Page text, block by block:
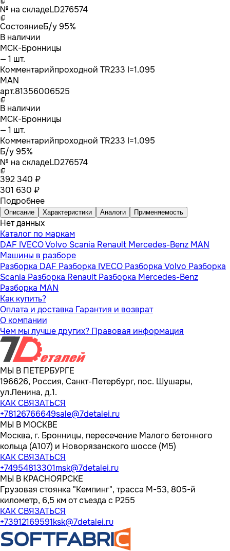
№ на складеLD276574
СостояниеБ/у 95%
В наличии
МСК-Бронницы
— 1 шт.
Комментарийпроходной TR233 I=1.095
MAN
арт.81356006525
В наличии
МСК-Бронницы
— 1 шт.
Комментарийпроходной TR233 I=1.095
Б/у 95%
№ на складеLD276574
392 340 ₽
301 630 ₽
Подробнее
Описание Характеристики Аналоги Применяемость
Нет данных
Каталог по маркам
DAF IVECOVolvo Scania Renault Mercedes-Benz MAN
Машины в разборе
Разборка DAF Разборка IVECO Разборка Volvo Разборка
Scania Разборка Renault Разборка Mercedes-Benz
Разборка MAN
Как купить?
Оплата и доставка Гарантия и возврат
О компании
Чем мы лучше других? Правовая информация
МЫ В ПЕТЕРБУРГЕ
196626, Россия, Санкт-Петербург, пос. Шушары,
ул.Ленина, д.1.
КАК СВЯЗАТЬСЯ
+78126766649sale@7detalei.ru
МЫ В МОСКВЕ
Москва, г. Бронницы, пересечение Малого бетонного
кольца (А107) и Новорязанского шоссе (М5)
КАК СВЯЗАТЬСЯ
+74954813301msk@7detalei.ru
МЫ В КРАСНОЯРСКЕ
Грузовая стоянка "Кемпинг", трасса M-53, 805-й
километр, 6,5 км от съезда с Р255
КАК СВЯЗАТЬСЯ
+73912169591ksk@7detalei.ru